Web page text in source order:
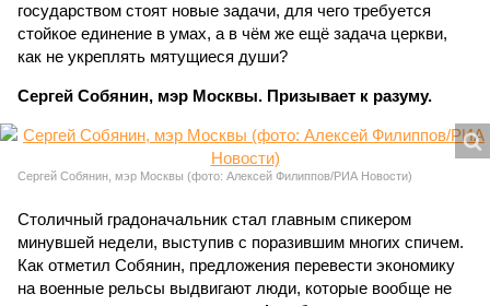
государством стоят новые задачи, для чего требуется
стойкое единение в умах, а в чём же ещё задача церкви,
как не укреплять мятущиеся души?
Сергей Собянин, мэр Москвы. Призывает к разуму.
Сергей Собянин, мэр Москвы (фото: Алексей Филиппов/РИА Новости)
Столичный градоначальник стал главным спикером
минувшей недели, выступив с поразившим многих спичем.
Как отметил Собянин, предложения перевести экономику
на военные рельсы выдвигают люди, которые вообще не